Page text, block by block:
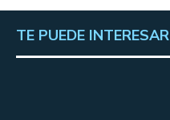
TE PUEDE INTERESAR